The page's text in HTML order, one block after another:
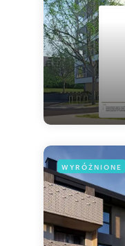
WYRÓŻNIONE